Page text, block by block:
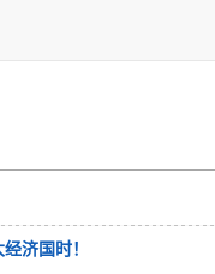
经济国时！